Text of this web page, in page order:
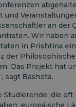
und
an der
Wir haben
in Prishtina
der
Das Projekt hat
sagt Bashota.
Studierende, die
europäische